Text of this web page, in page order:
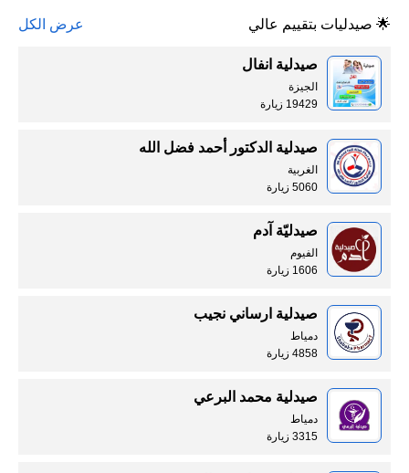
🌟 صيدليات بتقييم عالي عرض الكل
صيدلية انفال
الجيزة
19429 زيارة
صيدلية الدكتور أحمد فضل الله
الغربية
5060 زيارة
صيدليّة آدم
الفيوم
1606 زيارة
صيدلية ارساني نجيب
دمياط
4858 زيارة
صيدلية محمد البرعي
دمياط
3315 زيارة